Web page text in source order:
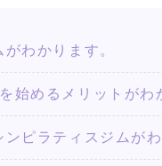
わかります。
めるメリットがわ
ピラティスジムがわ